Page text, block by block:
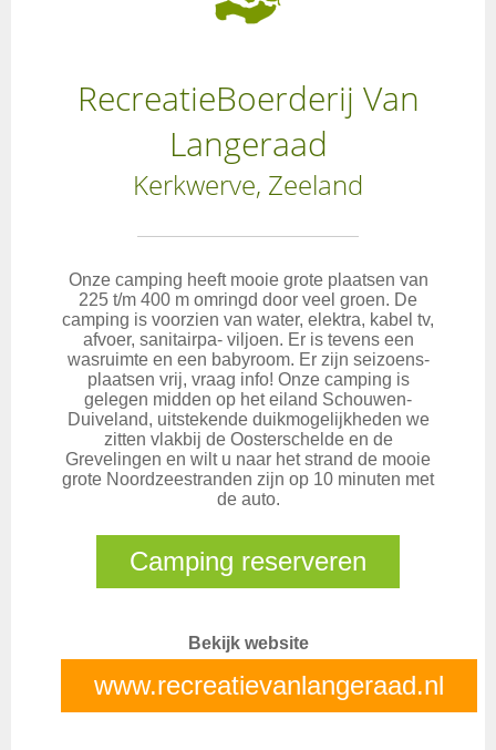
RecreatieBoerderij Van
Langeraad
Kerkwerve, Zeeland
Onze camping heeft mooie grote plaatsen van
225 t/m 400 m omringd door veel groen. De
camping is voorzien van water, elektra, kabel tv,
afvoer, sanitairpa- viljoen. Er is tevens een
wasruimte en een babyroom. Er zijn seizoens-
plaatsen vrij, vraag info! Onze camping is
gelegen midden op het eiland Schouwen-
Duiveland, uitstekende duikmogelijkheden we
zitten vlakbij de Oosterschelde en de
Grevelingen en wilt u naar het strand de mooie
grote Noordzeestranden zijn op 10 minuten met
de auto.
Camping reserveren
Bekijk website
www.recreatievanlangeraad.nl